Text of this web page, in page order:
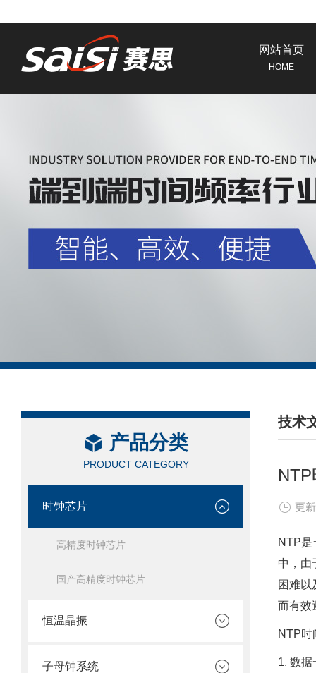
网站首页
HOME
产品分类
PRODUCT CATEGORY
时钟芯片
高精度时钟芯片
国产高精度时钟芯片
恒温晶振
子母钟系统
技术
/
更
NTP
中，由
困难以
而有效
NTP时
1. 数据